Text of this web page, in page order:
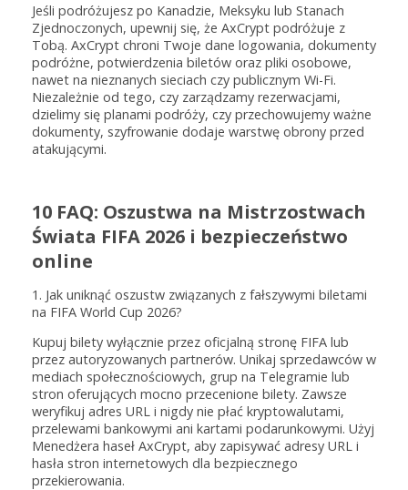
Jeśli podróżujesz po Kanadzie, Meksyku lub Stanach
Zjednoczonych, upewnij się, że AxCrypt podróżuje z
Tobą. AxCrypt chroni Twoje dane logowania, dokumenty
podróżne, potwierdzenia biletów oraz pliki osobowe,
nawet na nieznanych sieciach czy publicznym Wi-Fi.
Niezależnie od tego, czy zarządzamy rezerwacjami,
dzielimy się planami podróży, czy przechowujemy ważne
dokumenty, szyfrowanie dodaje warstwę obrony przed
atakującymi.
10 FAQ: Oszustwa na Mistrzostwach
Świata FIFA 2026 i bezpieczeństwo
online
1. Jak uniknąć oszustw związanych z fałszywymi biletami
na FIFA World Cup 2026?
Kupuj bilety wyłącznie przez oficjalną stronę FIFA lub
przez autoryzowanych partnerów. Unikaj sprzedawców w
mediach społecznościowych, grup na Telegramie lub
stron oferujących mocno przecenione bilety. Zawsze
weryfikuj adres URL i nigdy nie płać kryptowalutami,
przelewami bankowymi ani kartami podarunkowymi. Użyj
Menedżera haseł AxCrypt, aby zapisywać adresy URL i
hasła stron internetowych dla bezpiecznego
przekierowania.